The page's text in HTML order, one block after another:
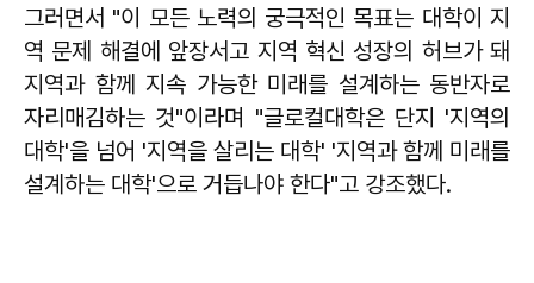
그러면서 "이 모든 노력의 궁극적인 목표는 대학이 지
역 문제 해결에 앞장서고 지역 혁신 성장의 허브가 돼
지역과 함께 지속 가능한 미래를 설계하는 동반자로
자리매김하는 것"이라며 "글로컬대학은 단지 '지역의
대학'을 넘어 '지역을 살리는 대학' '지역과 함께 미래를
설계하는 대학'으로 거듭나야 한다"고 강조했다.